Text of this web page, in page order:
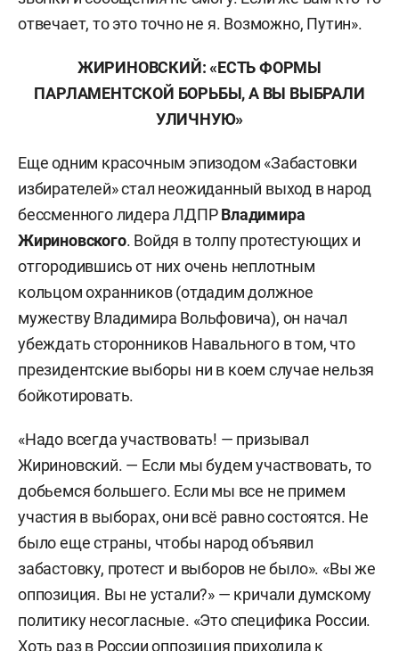
отвечает, то это точно не я. Возможно, Путин».
ЖИРИНОВСКИЙ: «ЕСТЬ ФОРМЫ
ПАРЛАМЕНТСКОЙ БОРЬБЫ, А ВЫ ВЫБРАЛИ
УЛИЧНУЮ»
Еще одним красочным эпизодом «Забастовки
избирателей» стал неожиданный выход в народ
бессменного лидера ЛДПРВладимира
Жириновского. Войдя в толпу протестующих и
отгородившись от них очень неплотным
кольцом охранников (отдадим должное
мужеству Владимира Вольфовича), он начал
убеждать сторонников Навального в том, что
президентские выборы ни в коем случае нельзя
бойкотировать.
«Надо всегда участвовать! — призывал
Жириновский. — Если мы будем участвовать, то
добьемся большего. Если мы все не примем
участия в выборах, они всё равно состоятся. Не
было еще страны, чтобы народ объявил
забастовку, протест и выборов не было». «Вы же
оппозиция. Вы не устали?» — кричали думскому
политику несогласные. «Это специфика России.
Хоть раз в России оппозиция приходила к